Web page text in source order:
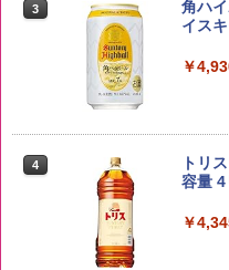
kg 業
米 5kg
3
角ハ
イス
￥
4
トリ
容量 4
￥